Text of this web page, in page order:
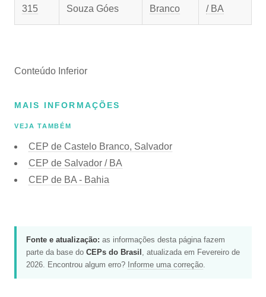
315
Souza Góes
Branco
/ BA
Conteúdo Inferior
MAIS INFORMAÇÕES
VEJA TAMBÉM
CEP de Castelo Branco, Salvador
CEP de Salvador / BA
CEP de BA - Bahia
Fonte e atualização: as informações desta página fazem
parte da base do CEPs do Brasil , atualizada em Fevereiro de
2026. Encontrou algum erro? Informe uma correção.